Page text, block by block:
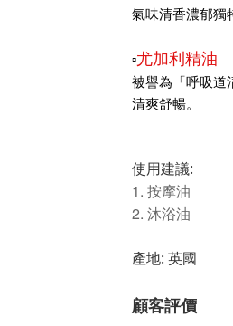
氣味清香濃郁獨
▫️尤加利精油
被譽為「呼吸道
清爽舒暢。
使用建議:
1. 按摩油
2. 沐浴油
產地: 英國
顧客評價